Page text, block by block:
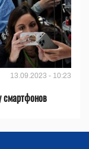
13.09.2023 - 10:23
смартфонов